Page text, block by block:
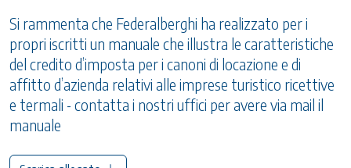
Si rammenta che Federalberghi ha realizzato per i
propri iscritti un manuale che illustra le caratteristiche
del credito d’imposta per i canoni di locazione e di
affitto d’azienda relativi alle imprese turistico ricettive
e termali - contatta i nostri uffici per avere via mail il
manuale